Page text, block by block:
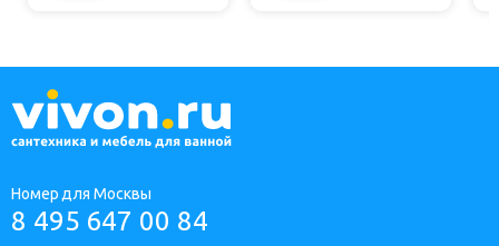
Номер для Москвы
8 495 647 00 84